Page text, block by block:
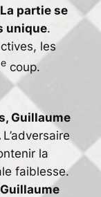
partie se
unique.
les
ecoup.
Guillaume
L’adversaire
la
faiblesse.